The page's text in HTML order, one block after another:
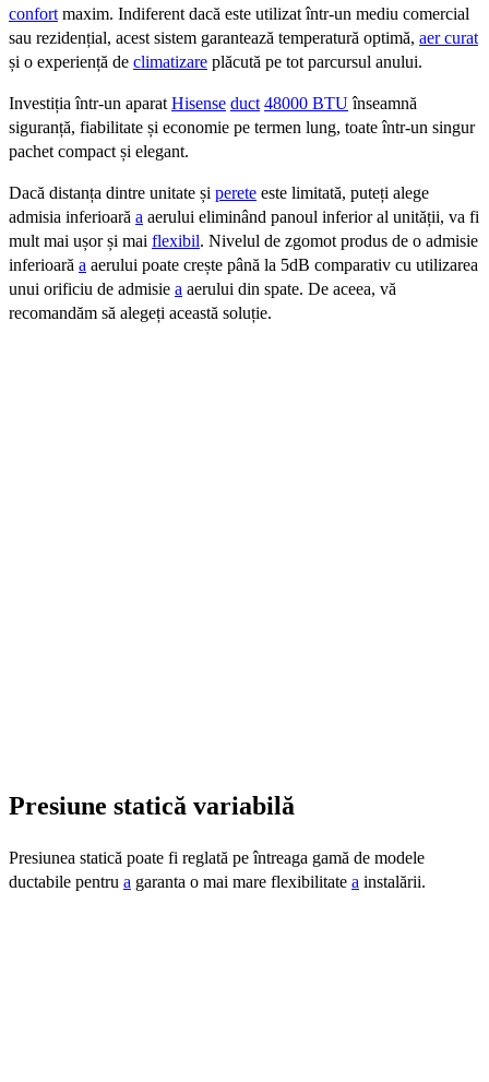
confort maxim. Indiferent dacă este utilizat într-un mediu comercial
sau rezidențial, acest sistem garantează temperatură optimă, aer curat
și o experiență de climatizare plăcută pe tot parcursul anului.
Investiția într-un aparat Hisense duct 48000 BTUînseamnă
siguranță, fiabilitate și economie pe termen lung, toate într-un singur
pachet compact și elegant.
Dacă distanța dintre unitate și perete este limitată, puteți alege
admisia inferioară a aerului eliminând panoul inferior al unității, va fi
mult mai ușor și mai flexibil. Nivelul de zgomot produs de o admisie
inferioară a aerului poate crește până la 5dB comparativ cu utilizarea
unui orificiu de admisie a aerului din spate. De aceea, vă
recomandăm să alegeți această soluție.
Presiune statică variabilă
Presiunea statică poate fi reglată pe întreaga gamă de modele
ductabile pentru a garanta o mai mare flexibilitate a instalării.